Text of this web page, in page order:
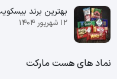
بهترین برند
۱۲ شهریور ۱۴۰۴
نماد های هست مارکت